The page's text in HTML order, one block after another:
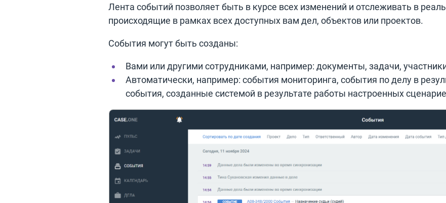
Лента событий позволяет быть в курсе всех изменений и отслеживать в
происходящие в рамках всех доступных вам дел, объектов или проектов.
События могут быть созданы:
Вами или другими сотрудниками, например: документы, задачи,
Автоматически, например: события мониторинга, события по делу в
события, созданные системой в результате работы настроенных